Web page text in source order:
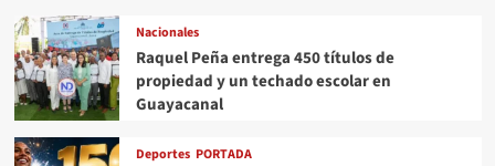
Nacionales
Raquel Peña entrega 450 títulos de
propiedad y un techado escolar en
Guayacanal
Deportes PORTADA